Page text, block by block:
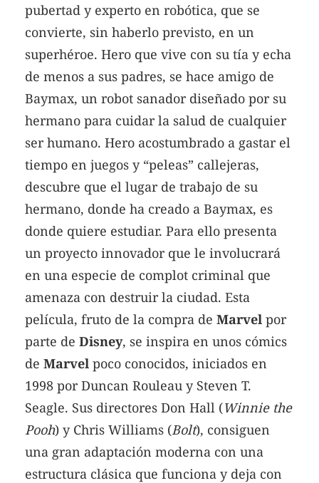
pubertad y experto en robótica, que se
convierte, sin haberlo previsto, en un
superhéroe. Hero que vive con su tía y echa
de menos a sus padres, se hace amigo de
Baymax, un robot sanador diseñado por su
hermano para cuidar la salud de cualquier
ser humano. Hero acostumbrado a gastar el
tiempo en juegos y “peleas” callejeras,
descubre que el lugar de trabajo de su
hermano, donde ha creado a Baymax, es
donde quiere estudiar. Para ello presenta
un proyecto innovador que le involucrará
en una especie de complot criminal que
amenaza con destruir la ciudad. Esta
película, fruto de la compra de Marvel por
parte de Disney, se inspira en unos cómics
de Marvel poco conocidos, iniciados en
1998 por Duncan Rouleau y Steven T.
Seagle. Sus directores Don Hall (Winnie the
Pooh) y Chris Williams (Bolt), consiguen
una gran adaptación moderna con una
estructura clásica que funciona y deja con